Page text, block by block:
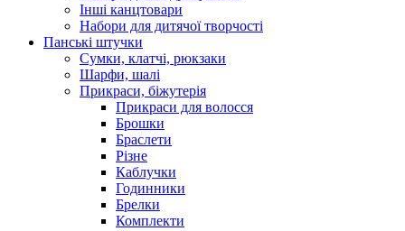
Інші канцтовари
Набори для дитячої творчості
Панські штучки
Сумки, клатчі, рюкзаки
Шарфи, шалі
Прикраси, біжутерія
Прикраси для волосся
Брошки
Браслети
Різне
Каблучки
Годинники
Брелки
Комплекти